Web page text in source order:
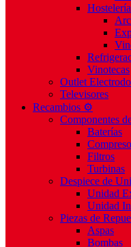
Hostelería
Vinotecas
Outlet
Televisores
Recambios ⚙️
Componentes
Baterías
Filtros
Turbinas
Despiece de
Unidad
Unidad
Piezas de
Aspas
Bombas